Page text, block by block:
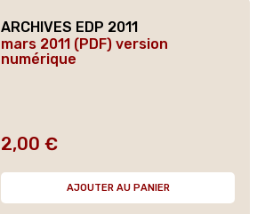
ARCHIVES EDP 2011
mars 2011 (PDF) version
numérique
Prix
2,00 €
AJOUTER AU PANIER